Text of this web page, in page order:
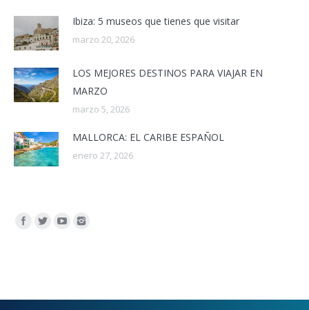
Ibiza: 5 museos que tienes que visitar
marzo 20, 2026
LOS MEJORES DESTINOS PARA VIAJAR EN
MARZO
marzo 5, 2026
MALLORCA: EL CARIBE ESPAÑOL
enero 27, 2026
Encuéntranos en: